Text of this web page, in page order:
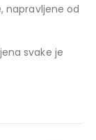
napravljene od
svake je